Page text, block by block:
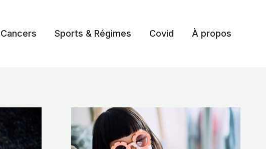
Sports & Régimes Covid À propos